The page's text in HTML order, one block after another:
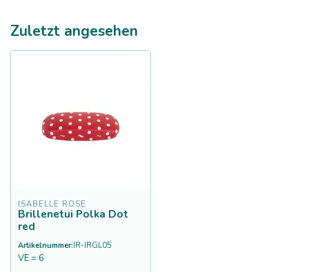
Zuletzt angesehen
ISABELLE ROSE
Brillenetui Polka Dot
red
Artikelnummer:IR-IRGL05
VE = 6